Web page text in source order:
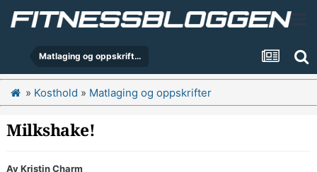
Matlaging og oppskrifter
» Kosthold » Matlaging og oppskrifter
Milkshake!
AvKristin Charm